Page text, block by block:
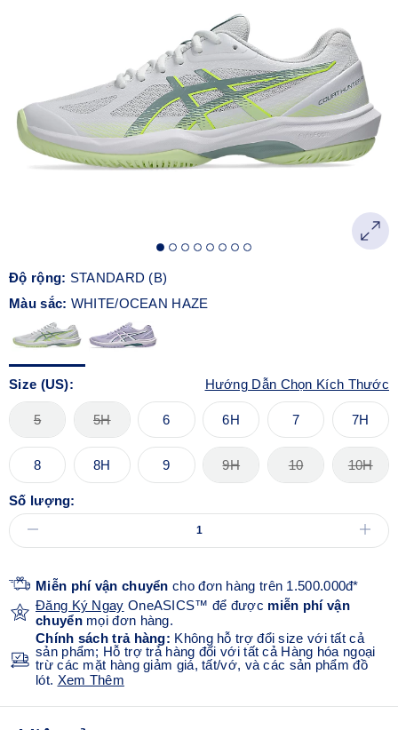
Độ rộng: STANDARD (B)
Màu sắc: WHITE/OCEAN HAZE
Size (US): Hướng Dẫn Chọn Kích Thước
5 5H 6 6H 7 7H
8 8H 9 9H 10 10H
Số lượng:
Miễn phí vận chuyển cho đơn hàng trên 1.500.000đ*
Đăng Ký Ngay OneASICS™ để được miễn phí vận
chuyểnmọi đơn hàng.
Chính sách trả hàng: Không hỗ trợ đổi size với tất cả
sản phẩm; Hỗ trợ trả hàng đối với tất cả Hàng hóa ngoại
trừ các mặt hàng giảm giá, tất/vớ, và các sản phẩm đồ
lót. Xem Thêm